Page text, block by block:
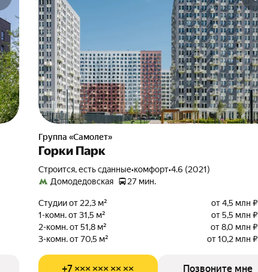
Группа «Самолет»
Горки Парк
Строится, есть сданные•комфорт•4.6 (2021)
Домодедовская
27 мин.
Студии от 22,3 м²
от 4,5 млн ₽
1-комн. от 31,5 м²
от 5,5 млн ₽
2-комн. от 51,8 м²
от 8,0 млн ₽
3-комн. от 70,5 м²
от 10,2 млн ₽
+7 ××× ××× ×× ×× Позвоните мне